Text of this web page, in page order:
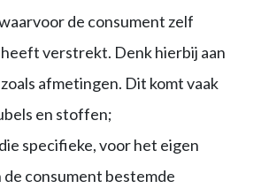
de consument zelf
verstrekt. Denk hierbij aan
afmetingen. Dit komt vaak
en stoffen;
specifieke, voor het eigen
de consument bestemde